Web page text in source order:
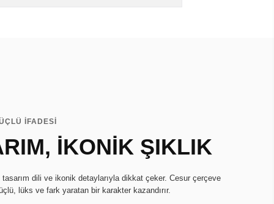
İFADESİ
İKONİK ŞIKLIK
dili ve ikonik detaylarıyla dikkat çeker. Cesur çerçeve
lüks ve fark yaratan bir karakter kazandırır.